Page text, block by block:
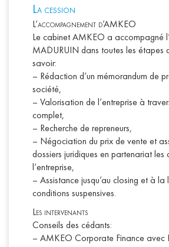
La cession
L’accompagnement d’AMKEO
Le cabinet AMKEO a accompagné
MADURUIN dans toutes les étapes
savoir:
– Rédaction d’un mémorandum de
société,
– Valorisation de l’entreprise à
complet,
– Recherche de repreneurs,
– Négociation du prix de vente et
dossiers juridiques en partenariat les
l’entreprise,
– Assistance jusqu’au closing et à la
conditions suspensives.
Les intervenants
Conseils des cédants:
– AMKEO Corporate Finance avec